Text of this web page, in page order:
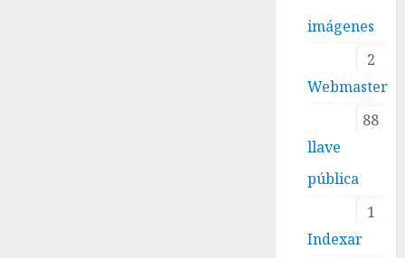
imágenes
2
Webmaster
88
llave
pública
1
Indexar